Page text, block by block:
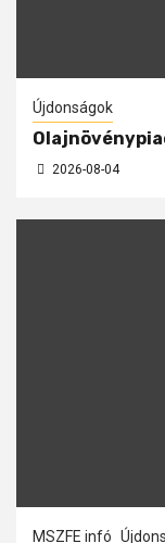
Újdonságok
2026-08-04
MSZFE infó